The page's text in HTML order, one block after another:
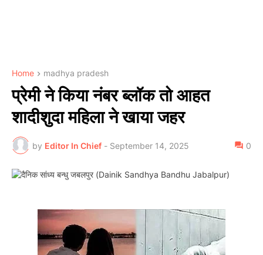
Home madhya pradesh
प्रेमी ने किया नंबर ब्लॉक तो आहत
शादीशुदा महिला ने खाया जहर
by Editor In Chief - September 14, 2025 0